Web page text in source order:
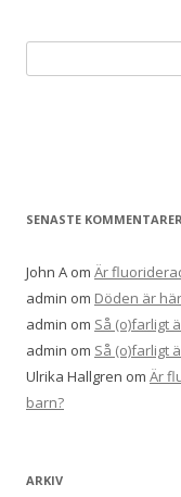
efter:
SENASTE
John A om Är
admin om Döden är
admin om Så (o)farligt
admin om Så (o)farligt
Ulrika Hallgren om Är
barn?
ARKIV